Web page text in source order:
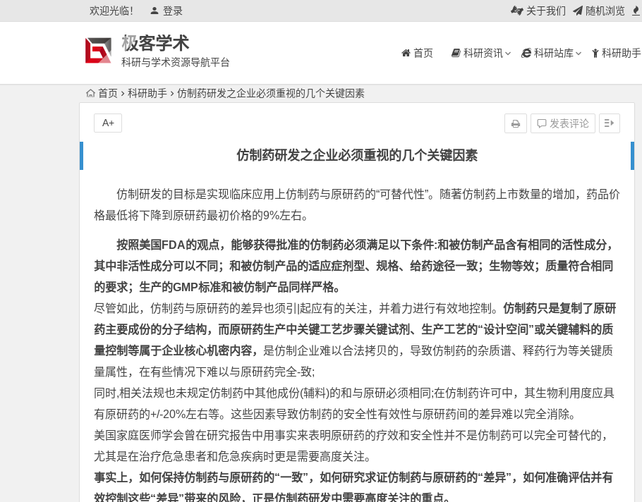
欢迎光临！ 登录 关于我们 随机浏览
极客学术
科研与学术资源导航平台
首页 科研资讯 科研站库 科研助手
首页 科研助手 仿制药研发之企业必须重视的几个关键因素
仿制药研发之企业必须重视的几个关键因素
发表评论
A+
仿制研发的目标是实现临床应用上仿制药与原研药的“可替代性”。随著仿制药上市数量的增加，药品价
格最低将下降到原研药最初价格的9%左右。
按照美国FDA的观点，能够获得批准的仿制药必须满足以下条件:和被仿制产品含有相同的活性成分，
其中非活性成分可以不同； 和被仿制产品的适应症剂型、规格、给药途径一致；生物等效；质量符合相同
的要求；生产的GMP标准和被仿制产品同样严格。
尽管如此，仿制药与原研药的差异也须引|起应有的关注，并着力进行有效地控制。 仿制药只是复制了原研
药主要成份的分子结构，而原研药生产中关键工艺步骤关键试剂、生产工艺的“设计空间”或关键辅料的质
量控制等属于企业核心机密内容， 是仿制企业难以合法拷贝的，导致仿制药的杂质谱、释药行为等关键质
量属性，在有些情况下难以与原研药完全-致;
同时,相关法规也未规定仿制药中其他成份(辅料)的和与原研必须相同;在仿制药许可中，其生物利用度应具
有原研药的+/-20%左右等。这些因素导致仿制药的安全性有效性与原研药间的差异难以完全消除。
美国家庭医师学会曾在研究报告中用事实来表明原研药的疗效和安全性并不是仿制药可以完全可替代的，
尤其是在治疗危急患者和危急疾病时更是需要高度关注。
事实上，如何保持仿制药与原研药的“一致”，如何研究求证仿制药与原研药的“差异”，如何准确评估并有
效控制这些“差异”带来的风险，正是仿制药研发中需要高度关注的重点。